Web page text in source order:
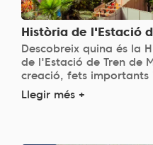
Història de l'Estació
Descobreix quina és la
de l'Estació de Tren de
creació, fets importants
Llegir més +